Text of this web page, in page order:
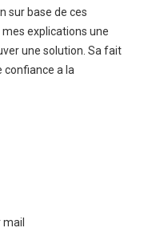
sur base de ces
explications une
une solution. Sa fait
confiance a la